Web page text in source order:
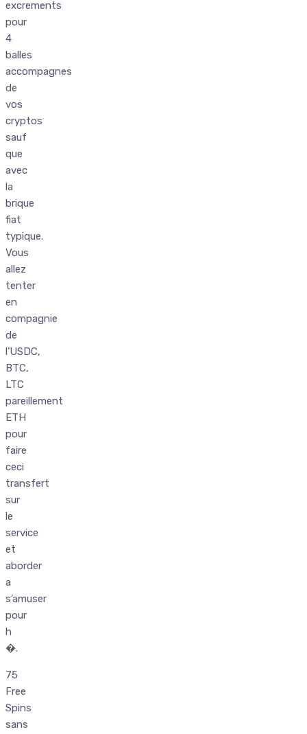
excrements
pour
4
balles
accompagnes
de
vos
cryptos
sauf
que
avec
la
brique
fiat
typique.
Vous
allez
tenter
en
compagnie
de
l’USDC,
BTC,
LTC
pareillement
ETH
pour
faire
ceci
transfert
sur
le
service
et
aborder
a
s’amuser
pour
h
�.
75
Free
Spins
sans